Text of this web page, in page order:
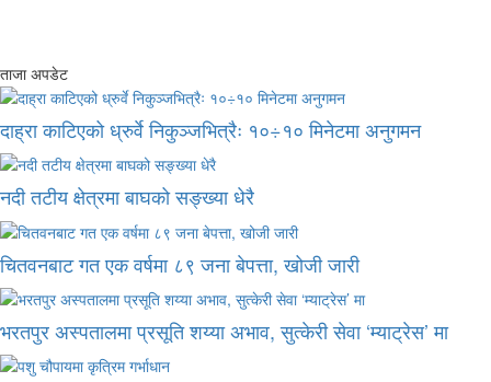
ताजा अपडेट
दाह्रा काटिएको ध्रुर्वे निकुञ्जभित्रैः १०÷१० मिनेटमा अनुगमन
नदी तटीय क्षेत्रमा बाघको सङ्ख्या धेरै
चितवनबाट गत एक वर्षमा ८९ जना बेपत्ता, खोजी जारी
भरतपुर अस्पतालमा प्रसूति शय्या अभाव, सुत्केरी सेवा ‘म्याट्रेस’ मा